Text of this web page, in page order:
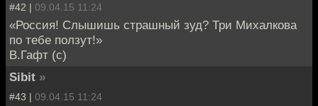
#42 | 09.04.15 11:24
«Россия! Слышишь страшный зуд? Три Михалкова
по тебе ползут!»
В.Гафт (с)
Sibit »
#43 | 09.04.15 11:24